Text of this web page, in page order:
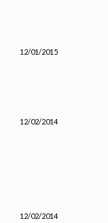
12/01/2015
12/02/2014
12/02/2014